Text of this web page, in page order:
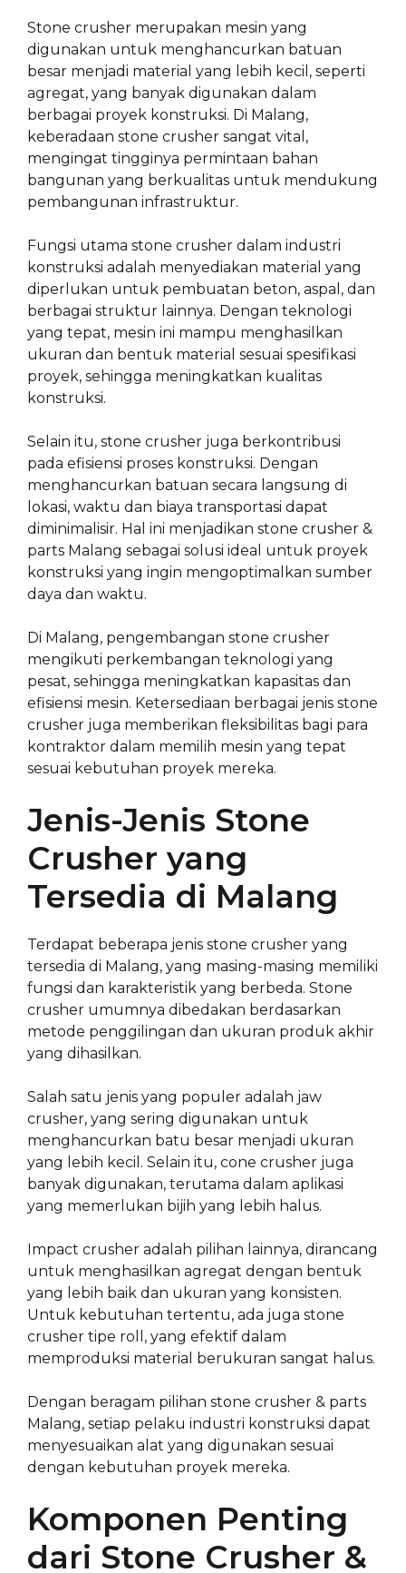
Stone crusher merupakan mesin yang
digunakan untuk menghancurkan batuan
besar menjadi material yang lebih kecil, seperti
agregat, yang banyak digunakan dalam
berbagai proyek konstruksi. Di Malang,
keberadaan stone crusher sangat vital,
mengingat tingginya permintaan bahan
bangunan yang berkualitas untuk mendukung
pembangunan infrastruktur.
Fungsi utama stone crusher dalam industri
konstruksi adalah menyediakan material yang
diperlukan untuk pembuatan beton, aspal, dan
berbagai struktur lainnya. Dengan teknologi
yang tepat, mesin ini mampu menghasilkan
ukuran dan bentuk material sesuai spesifikasi
proyek, sehingga meningkatkan kualitas
konstruksi.
Selain itu, stone crusher juga berkontribusi
pada efisiensi proses konstruksi. Dengan
menghancurkan batuan secara langsung di
lokasi, waktu dan biaya transportasi dapat
diminimalisir. Hal ini menjadikan stone crusher &
parts Malang sebagai solusi ideal untuk proyek
konstruksi yang ingin mengoptimalkan sumber
daya dan waktu.
Di Malang, pengembangan stone crusher
mengikuti perkembangan teknologi yang
pesat, sehingga meningkatkan kapasitas dan
efisiensi mesin. Ketersediaan berbagai jenis stone
crusher juga memberikan fleksibilitas bagi para
kontraktor dalam memilih mesin yang tepat
sesuai kebutuhan proyek mereka.
Jenis-Jenis Stone
Crusher yang
Tersedia di Malang
Terdapat beberapa jenis stone crusher yang
tersedia di Malang, yang masing-masing memiliki
fungsi dan karakteristik yang berbeda. Stone
crusher umumnya dibedakan berdasarkan
metode penggilingan dan ukuran produk akhir
yang dihasilkan.
Salah satu jenis yang populer adalah jaw
crusher, yang sering digunakan untuk
menghancurkan batu besar menjadi ukuran
yang lebih kecil. Selain itu, cone crusher juga
banyak digunakan, terutama dalam aplikasi
yang memerlukan bijih yang lebih halus.
Impact crusher adalah pilihan lainnya, dirancang
untuk menghasilkan agregat dengan bentuk
yang lebih baik dan ukuran yang konsisten.
Untuk kebutuhan tertentu, ada juga stone
crusher tipe roll, yang efektif dalam
memproduksi material berukuran sangat halus.
Dengan beragam pilihan stone crusher & parts
Malang, setiap pelaku industri konstruksi dapat
menyesuaikan alat yang digunakan sesuai
dengan kebutuhan proyek mereka.
Komponen Penting
dari Stone Crusher &